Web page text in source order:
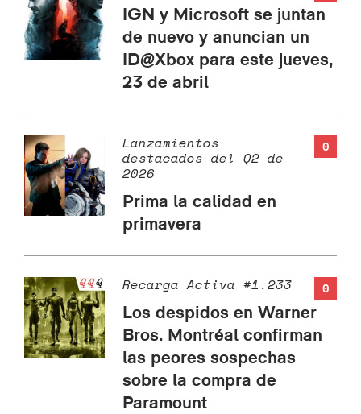
IGN y Microsoft se juntan
de nuevo y anuncian un
ID@Xbox para este jueves,
23 de abril
0
Lanzamientos
destacados del Q2 de
2026
Prima la calidad en
primavera
0
Recarga Activa #1.233
Los despidos en Warner
Bros. Montréal confirman
las peores sospechas
sobre la compra de
Paramount